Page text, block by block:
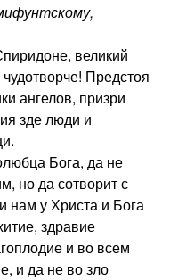
великий
Предстоя
ангелов, призри
зде люди и
Бога, да не
но да сотворит с
нам у Христа и Бога
здравие
и во всем
и да не во зло